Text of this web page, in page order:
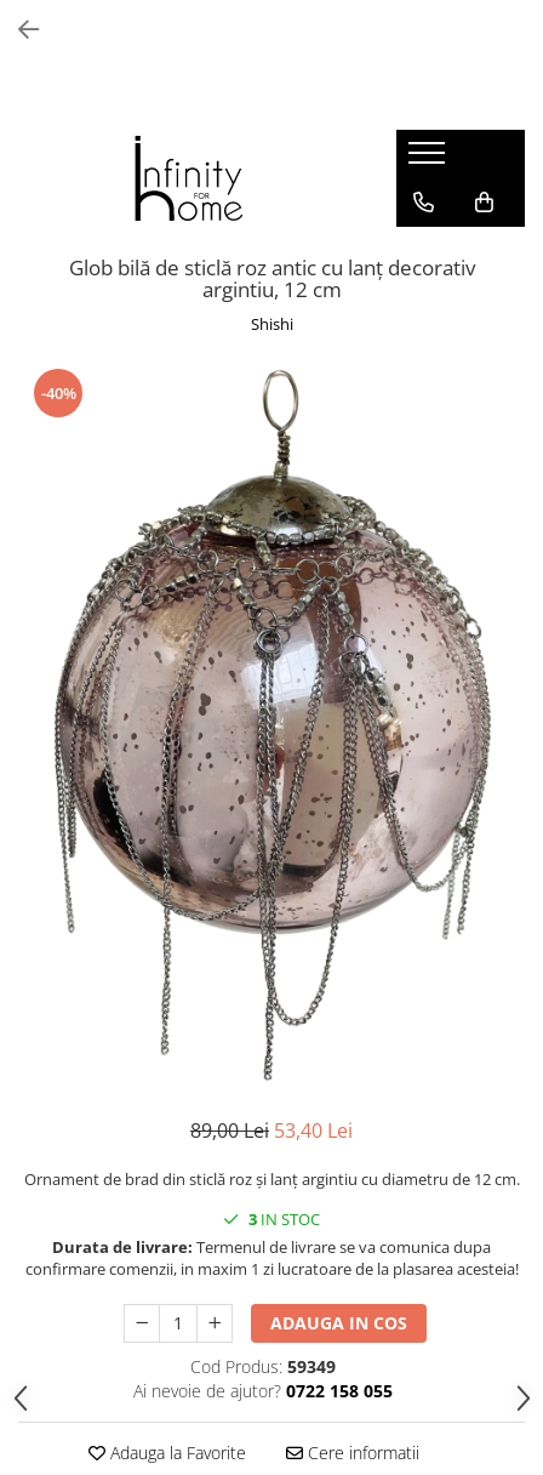
Biblioteci și rafturi
Masute auxiliare
Comode living
Masute de cafea
Canapele
Covoare dormitor
Console dormitor
Fotolii dormitor
Noptiere
Mobila dining
Console extensibile
Scaune
Covoare dining
Mese
Mese HORECA
Scaune de bar / insula
Scaune exterior
Mobila hol
Accesorii decorative
Ghivece si jardiniere
Textile pentru casa
Home Office
Glob bilă de sticlă roz antic cu lanț decorativ
argintiu, 12 cm
Shishi
-40%
89,00 Lei 53,40 Lei
Ornament de brad din sticlă roz și lanț argintiu cu diametru de 12 cm.
3 IN STOC
Durata de livrare: Termenul de livrare se va comunica dupa
confirmare comenzii, in maxim 1 zi lucratoare de la plasarea acesteia!
ADAUGA IN COS
Cod Produs: 59349
Ai nevoie de ajutor? 0722 158 055
Adauga la Favorite Cere informatii